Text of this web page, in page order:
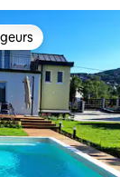
les plus